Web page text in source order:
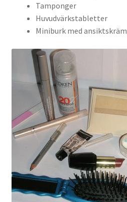
Tamponger
Huvudvärkstabletter
Miniburk med ansiktskräm